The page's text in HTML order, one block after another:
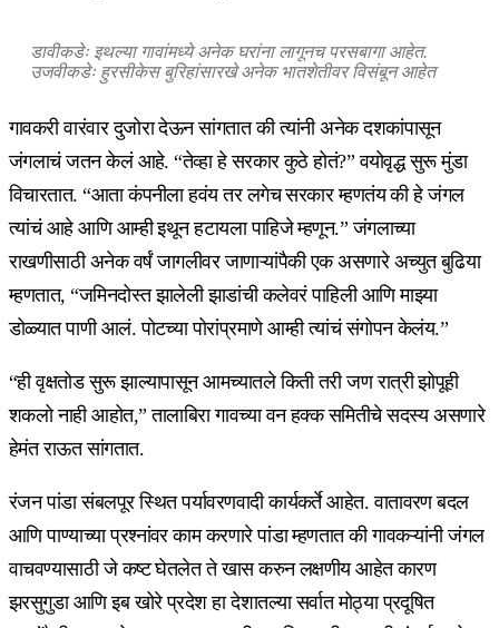
डावीकडेः इथल्या गावांमध्ये अनेक घरांना लागूनच परसबागा आहेत.
उजवीकडेः हुरसीकेस बुरिहांसारखे अनेक भातशेतीवर विसंबून आहेत
गावकरी वारंवार दुजोरा देऊन सांगतात की त्यांनी अनेक दशकांपासून
जंगलाचं जतन केलं आहे. “तेव्हा हे सरकार कुठे होतं?” वयोवृद्ध सुरू मुंडा
विचारतात. “आता कंपनीला हवंय तर लगेच सरकार म्हणतंय की हे जंगल
त्यांचं आहे आणि आम्ही इथून हटायला पाहिजे म्हणून.” जंगलाच्या
राखणीसाठी अनेक वर्षं जागलीवर जाणाऱ्यांपैकी एक असणारे अच्युत बुढिया
म्हणतात, “जमिनदोस्त झालेली झाडांची कलेवरं पाहिली आणि माझ्या
डोळ्यात पाणी आलं. पोटच्या पोरांप्रमाणे आम्ही त्यांचं संगोपन केलंय.”
“ही वृक्षतोड सुरू झाल्यापासून आमच्यातले किती तरी जण रात्री झोपूही
शकलो नाही आहोत,” तालाबिरा गावच्या वन हक्क समितीचे सदस्य असणारे
हेमंत राऊत सांगतात.
रंजन पांडा संबलपूर स्थित पर्यावरणवादी कार्यकर्ते आहेत. वातावरण बदल
आणि पाण्याच्या प्रश्नांवर काम करणारे पांडा म्हणतात की गावकऱ्यांनी जंगल
वाचवण्यासाठी जे कष्ट घेतलेत ते खास करुन लक्षणीय आहेत कारण
झरसुगुडा आणि इब खोरे प्रदेश हा देशातल्या सर्वात मोठ्या प्रदूषित